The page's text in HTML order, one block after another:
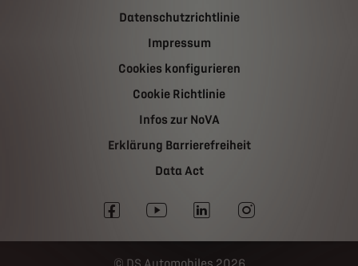
Datenschutzrichtlinie
Impressum
Cookies konfigurieren
Cookie Richtlinie
Infos zur NoVA
Erklärung Barrierefreiheit
Data Act